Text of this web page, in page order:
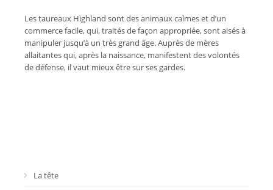
Les taureaux Highland sont des animaux calmes et d’un
commerce facile, qui, traités de façon appropriée, sont aisés à
manipuler jusqu’à un très grand âge. Auprès de mères
allaitantes qui, après la naissance, manifestent des volontés
de défense, il vaut mieux être sur ses gardes.
La tête